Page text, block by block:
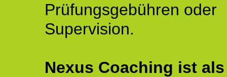
Prüfungsgebühren oder
Supervision.
Nexus Coaching ist als